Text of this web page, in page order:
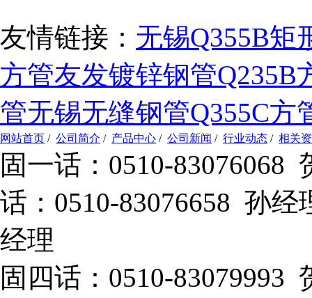
友情链接： 无锡Q355B矩
方管友发镀锌钢管Q235B
管无锡无缝钢管Q355C方
网站首页 / 公司简介 / 产品中心 / 公司新闻 / 行业动态 / 相关
固一话：0510-
话：0510-83076658 孙
经理
固四话：0510-